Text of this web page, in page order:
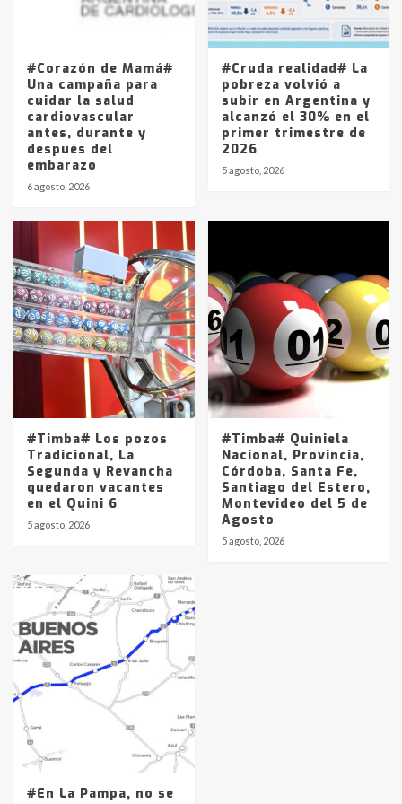
Los precios de los combustibles en
La Pampa, desde YPF hasta Axion
entre 857 a 1338 pesos
#Corazón de Mamá#
Una campaña para
cuidar la salud
cardiovascular
antes, durante y
después del
embarazo
6 agosto, 2026
#Cruda realidad# La
pobreza volvió a
subir en Argentina y
alcanzó el 30% en el
primer trimestre de
2026
5 agosto, 2026
#Timba# Los pozos
Tradicional, La
Segunda y Revancha
quedaron vacantes
en el Quini 6
5 agosto, 2026
#Timba# Quiniela
Nacional, Provincia,
Córdoba, Santa Fe,
Santiago del Estero,
Montevideo del 5 de
Agosto
5 agosto, 2026
#En La Pampa, no se